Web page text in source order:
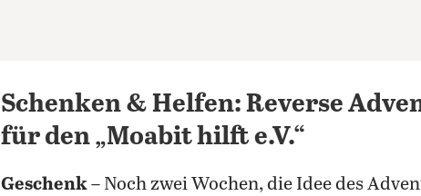
Schenken & Helfen: Reverse
für den „Moabit hilft e.V.“
Geschenk– Noch zwei Wochen, die Idee des